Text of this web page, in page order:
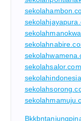
sekolahsalor.com